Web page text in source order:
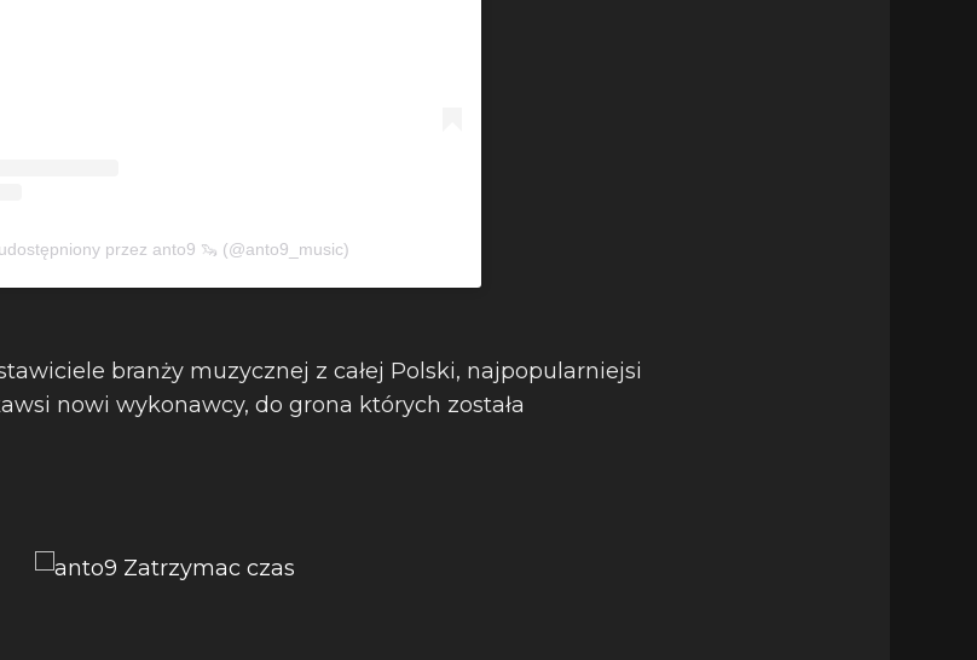
przez anto9 🦦 (@anto9_music)
branży muzycznej z całej Polski, najpopularniejsi
nowi wykonawcy, do grona których została